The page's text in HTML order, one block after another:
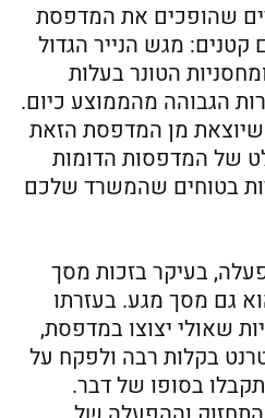
שהופכים את המדפסת
קטנים: מגש הנייר הגדול
הטונר בעלות
הגבוהה מהממוצע כיום.
מן המדפסת הזאת
של המדפסות הדומות
בטוחים שהמשרד שלכם
בעיקר בזכות מסך
גם מסך מגע. בעזרתו
שאולי יצוצו במדפסת,
בקלות רבה ולפקח על
בסופו של דבר.